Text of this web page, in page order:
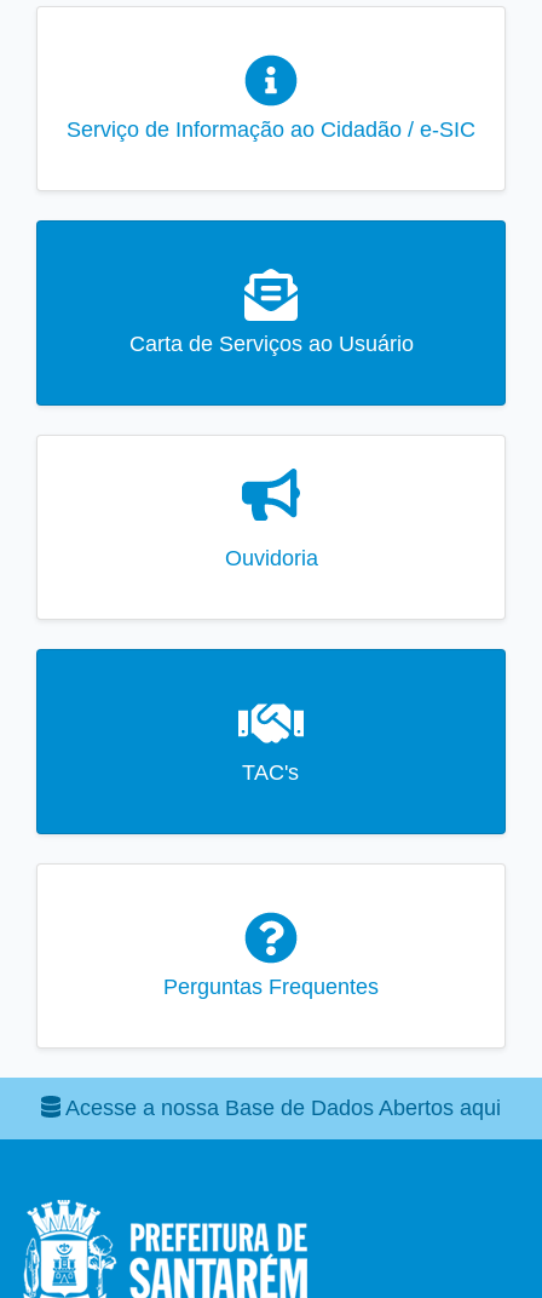
Serviço de Informação ao Cidadão / e-SIC
Carta de Serviços ao Usuário
Ouvidoria
TAC's
Perguntas Frequentes
Acesse a nossa Base de Dados Abertos aqui